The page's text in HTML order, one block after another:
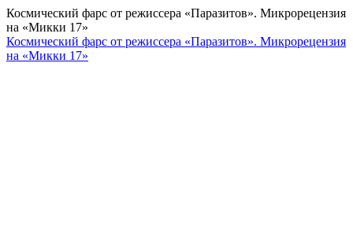
Космический фарс от режиссера «Паразитов». Микрорецензия
на «Микки 17»
Космический фарс от режиссера «Паразитов». Микрорецензия
на «Микки 17»